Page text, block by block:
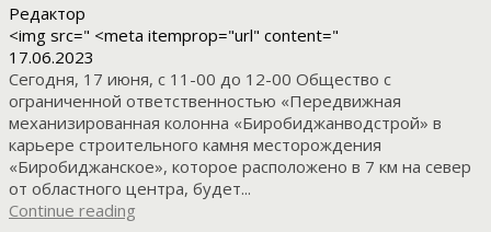
Редактор
<img src=" <meta itemprop="url" content="
17.06.2023
Сегодня, 17 июня, с 11-00 до 12-00 Общество с
ограниченной ответственностью «Передвижная
механизированная колонна «Биробиджанводстрой» в
карьере строительного камня месторождения
«Биробиджанское», которое расположено в 7 км на север
от областного центра, будет...
Continue reading